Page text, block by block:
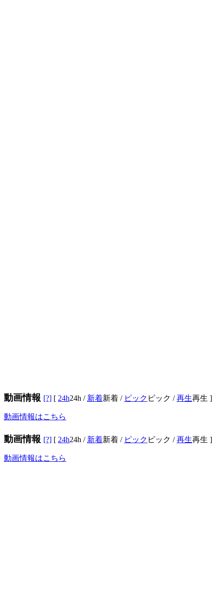
動画情報 [?] [ 24h24h / 新着新着 / ピック ピック /再生再生 ]
動画情報はこちら
動画情報 [?] [ 24h24h / 新着新着 / ピック ピック /再生再生 ]
動画情報はこちら